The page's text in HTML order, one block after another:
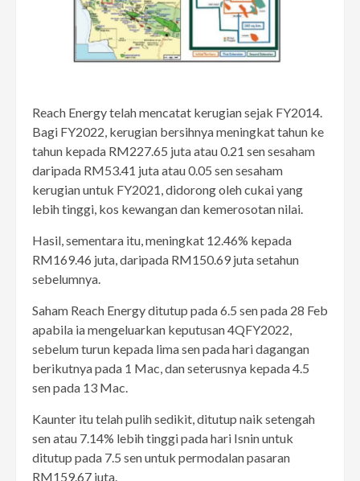
Reach Energy telah mencatat kerugian sejak FY2014.
Bagi FY2022, kerugian bersihnya meningkat tahun ke
tahun kepada RM227.65 juta atau 0.21 sen sesaham
daripada RM53.41 juta atau 0.05 sen sesaham
kerugian untuk FY2021, didorong oleh cukai yang
lebih tinggi, kos kewangan dan kemerosotan nilai.
Hasil, sementara itu, meningkat 12.46% kepada
RM169.46 juta, daripada RM150.69 juta setahun
sebelumnya.
Saham Reach Energy ditutup pada 6.5 sen pada 28 Feb
apabila ia mengeluarkan keputusan 4QFY2022,
sebelum turun kepada lima sen pada hari dagangan
berikutnya pada 1 Mac, dan seterusnya kepada 4.5
sen pada 13 Mac.
Kaunter itu telah pulih sedikit, ditutup naik setengah
sen atau 7.14% lebih tinggi pada hari Isnin untuk
ditutup pada 7.5 sen untuk permodalan pasaran
RM159.67 juta.